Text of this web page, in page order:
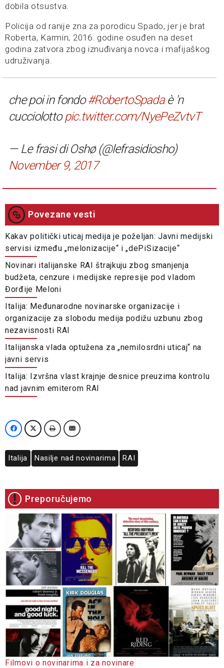
dobila otsustva.
Policija od ranije zna za porodicu Spado, jer je brat
Roberta, Karmin, 2016. godine osuđen na deset
godina zatvora zbog iznuđivanja novca i mafijaškog
udruživanja.
che poi in fondo#RobertoSpadaè 'n
cucciolottopic.twitter.com/NyePeZvtvT
— Le frasi di Oshø (@lefrasidiosho)
November 9, 2017
Povezane vesti
Kakav politički uticaj medija je poželjan: Javni medijski
servisi između „melonizacije“ i „dePiSizacije“
Novinari italijanske RAI štrajkuju zbog smanjenja
budžeta, cenzure i medijske represije pod vladom
Đorđije Meloni
Italija: Međunarodne novinarske organizacije i
organizacije za slobodu medija podižu uzbunu zbog
nezavisnosti RAI
Italijanska vlada optužena za „nemilosrdni uticaj“ na
javni servis
Italija: Izvršna vlast krajnje desnice preuzima kontrolu
nad javnim emiterom RAI
Italija Nasilje nad novinarima RAI
Preporučujemo
Filmovi o novinarima i za novinare